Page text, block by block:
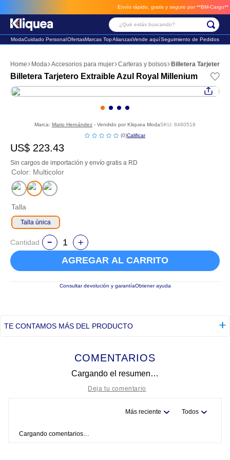
Envío rápido, gratis y seguro por **BM-Cargo**
¿Qué estás buscando?
ModaCuidado PersonalOfertasMarcas TopAlianzasVende aquíSeguimiento de Pedidos
Moda Accesorios para mujer Carteras y bolsos Billetera Tarjetero
Billetera Tarjetero Extraible Azul Royal Millenium
Marca: Mario Hernández - Vendido por Kliquea ModaSKU: 8460518
☆☆☆☆☆
(0)
US$ 223.43
Sin cargos de importación y envío gratis a RD
Color: Multicolor
Talla
Talla única
Cantidad
AGREGAR AL CARRITO
Consultar devolución y garantíaObtener ayuda
TE CONTAMOS MÁS DEL PRODUCTO
COMENTARIOS
Cargando el resumen…
Más reciente Todos
Cargando comentarios…
2. sandalia